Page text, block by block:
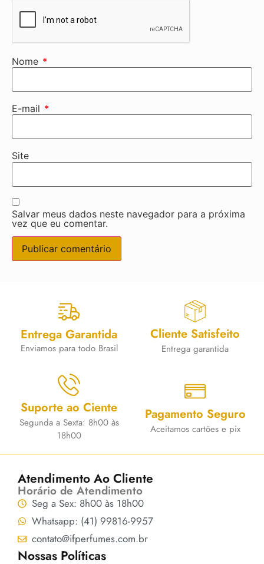
Nome *
E-mail *
Site
Salvar meus dados neste navegador para a próxima
vez que eu comentar.
Entrega Garantida
Enviamos para todo Brasil
Cliente Satisfeito
Entrega garantida
Suporte ao Ciente
Segunda a Sexta: 8h00 às
18h00
Pagamento Seguro
Aceitamos cartões e pix
Atendimento Ao Cliente
Horário de Atendimento
Seg a Sex: 8h00 às 18h00
Whatsapp: (41) 99816-9957
contato@ifperfumes.com.br
Nossas Políticas